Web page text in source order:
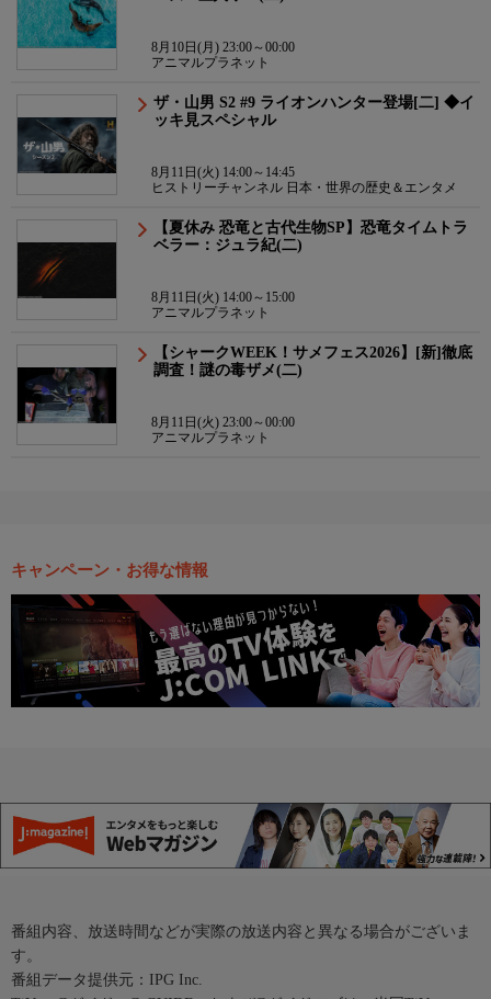
8月10日(月) 23:00～00:00
アニマルプラネット
ザ・山男 S2 #9 ライオンハンター登場[二] ◆イ
ッキ見スペシャル
8月11日(火) 14:00～14:45
ヒストリーチャンネル 日本・世界の歴史＆エンタメ
【夏休み 恐竜と古代生物SP】恐竜タイムトラ
ベラー：ジュラ紀(二)
8月11日(火) 14:00～15:00
アニマルプラネット
【シャークWEEK！サメフェス2026】[新]徹底
調査！謎の毒ザメ(二)
8月11日(火) 23:00～00:00
アニマルプラネット
キャンペーン・お得な情報
番組内容、放送時間などが実際の放送内容と異なる場合がございま
す。
番組データ提供元：IPG Inc.